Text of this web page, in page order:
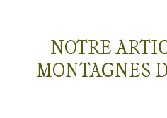
NOTRE
MONTAGNES